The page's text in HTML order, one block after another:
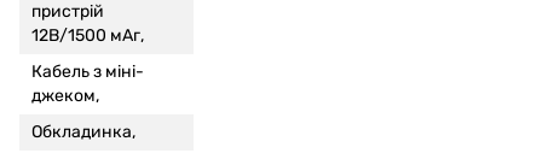
пристрій
12В/1500 мАг,
Кабель з міні-
джеком,
Обкладинка,